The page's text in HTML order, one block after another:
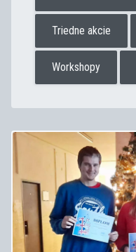
Triedne akcie
Workshopy